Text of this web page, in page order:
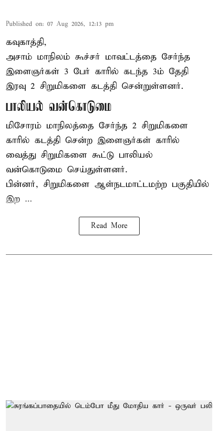
Published on: 07 Aug 2026, 12:13 pm
கவுகாத்தி,
அசாம் மாநிலம் கூச்சர் மாவட்டத்தை சேர்ந்த
இளைஞர்கள் 3 பேர் காரில் கடந்த 3ம் தேதி
இரவு 2 சிறுமிகளை கடத்தி சென்றுள்ளனர்.
பாலியல் வன்கொடுமை
மிசோரம் மாநிலத்தை சேர்ந்த 2 சிறுமிகளை
காரில் கடத்தி சென்ற இளைஞர்கள் காரில்
வைத்து சிறுமிகளை கூட்டு பாலியல்
வன்கொடுமை செய்துள்ளனர்.
பின்னர், சிறுமிகளை ஆள்நடமாட்டமற்ற பகுதியில்
இற ...
Read More